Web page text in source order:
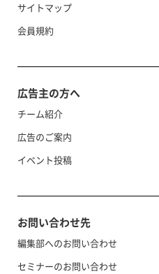
サイトマップ
会員規約
広告主の方へ
チーム紹介
広告のご案内
イベント投稿
お問い合わせ先
編集部へのお問い合わせ
セミナーのお問い合わせ